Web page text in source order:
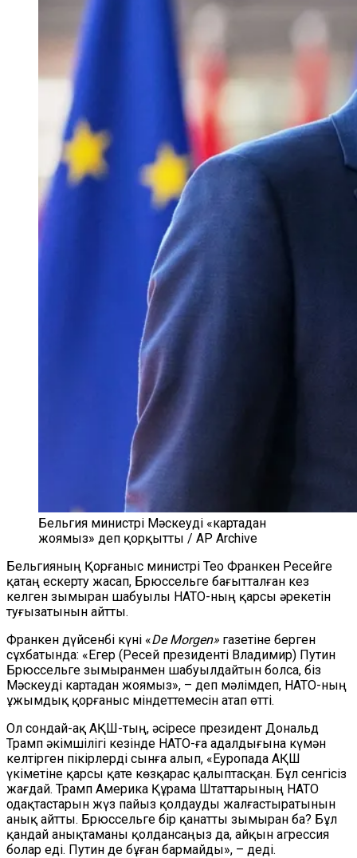
Бельгия министрі Мәскеуді «картадан
жоямыз» деп қорқытты / AP Archive
Бельгияның Қорғаныс министрі Тео Франкен Ресейге
қатаң ескерту жасап, Брюссельге бағытталған кез
келген зымыран шабуылы НАТО-ның қарсы әрекетін
туғызатынын айтты.
Франкен дүйсенбі күні «De Morgen» газетіне берген
сұхбатында: «Егер (Ресей президенті Владимир) Путин
Брюссельге зымыранмен шабуылдайтын болса, біз
Мәскеуді картадан жоямыз», – деп мәлімдеп, НАТО-ның
ұжымдық қорғаныс міндеттемесін атап өтті.
Ол сондай-ақ АҚШ-тың, әсіресе президент Дональд
Трамп әкімшілігі кезінде НАТО-ға адалдығына күмән
келтірген пікірлерді сынға алып, «Еуропада АҚШ
үкіметіне қарсы қате көзқарас қалыптасқан. Бұл сенгісіз
жағдай. Трамп Америка Құрама Штаттарының НАТО
одақтастарын жүз пайыз қолдауды жалғастыратынын
анық айтты. Брюссельге бір қанатты зымыран ба? Бұл
қандай анықтаманы қолдансаңыз да, айқын агрессия
болар еді. Путин де бұған бармайды», – деді.